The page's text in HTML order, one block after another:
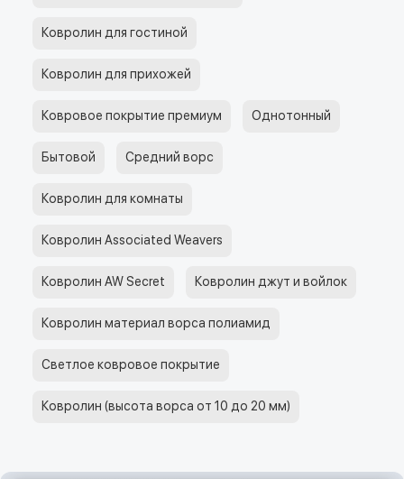
Ковролин для гостиной
Ковролин для прихожей
Ковровое покрытие премиум Однотонный
Бытовой Средний ворс
Ковролин для комнаты
Ковролин Associated Weavers
Ковролин AW Secret Ковролин джут и войлок
Ковролин материал ворса полиамид
Светлое ковровое покрытие
Ковролин (высота ворса от 10 до 20 мм)